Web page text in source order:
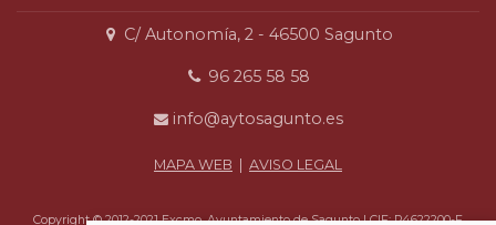
C/ Autonomía, 2 - 46500 Sagunto
96 265 58 58
info@aytosagunto.es
MAPA WEB AVISO LEGAL
Copyright © 2012-2021 Excmo. Ayuntamiento de Sagunto | CIF: P4622200-F